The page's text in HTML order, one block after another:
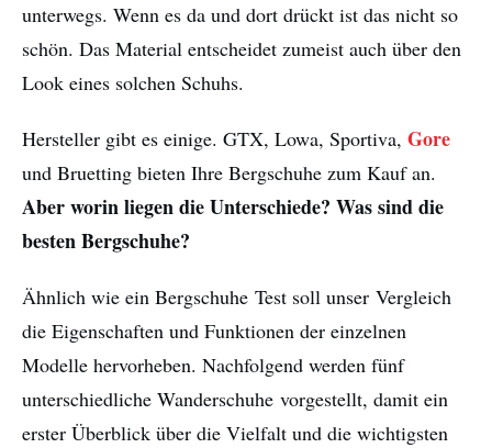
unterwegs. Wenn es da und dort drückt ist das nicht so
schön. Das Material entscheidet zumeist auch über den
Look eines solchen Schuhs.
Hersteller gibt es einige. GTX, Lowa, Sportiva, Gore
und Bruetting bieten Ihre Bergschuhe zum Kauf an.
Aber worin liegen die Unterschiede? Was sind die
besten Bergschuhe?
Ähnlich wie ein Bergschuhe Test soll unser Vergleich
die Eigenschaften und Funktionen der einzelnen
Modelle hervorheben. Nachfolgend werden fünf
unterschiedliche Wanderschuhe vorgestellt, damit ein
erster Überblick über die Vielfalt und die wichtigsten